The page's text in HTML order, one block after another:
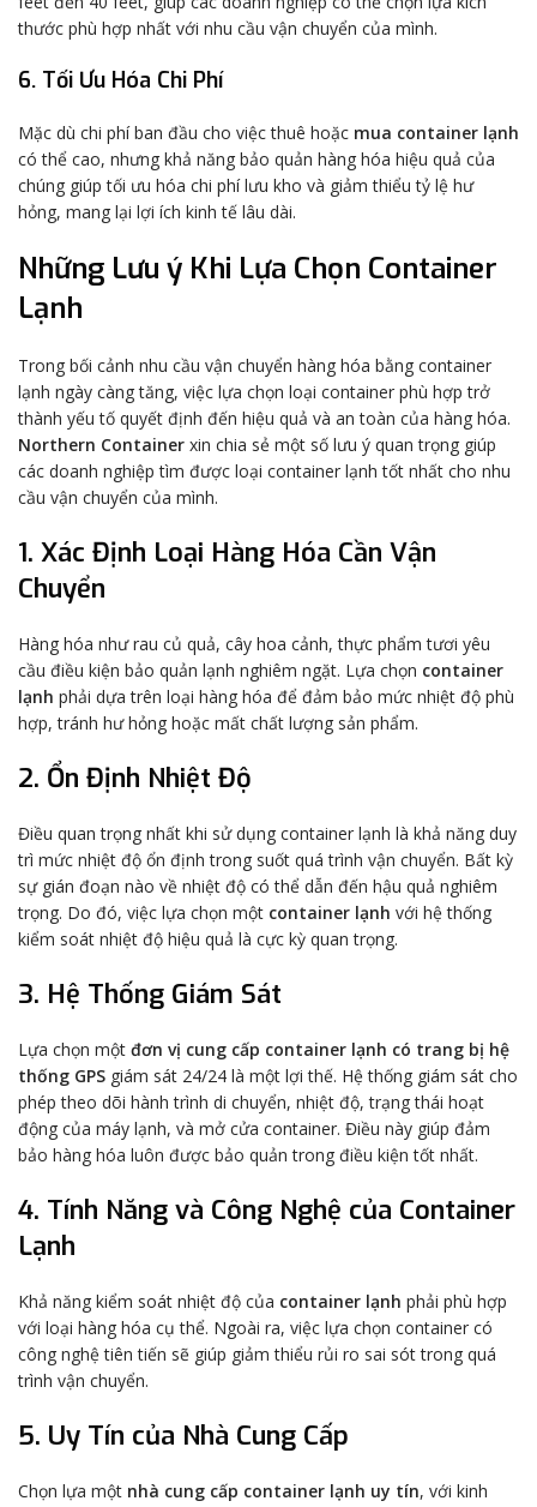
thước phù hợp nhất với nhu cầu vận chuyển của mình.
6. Tối Ưu Hóa Chi Phí
Mặc dù chi phí ban đầu cho việc thuê hoặc mua container lạnh
có thể cao, nhưng khả năng bảo quản hàng hóa hiệu quả của
chúng giúp tối ưu hóa chi phí lưu kho và giảm thiểu tỷ lệ hư
hỏng, mang lại lợi ích kinh tế lâu dài.
Những Lưu ý Khi Lựa Chọn Container
Lạnh
Trong bối cảnh nhu cầu vận chuyển hàng hóa bằng container
lạnh ngày càng tăng, việc lựa chọn loại container phù hợp trở
thành yếu tố quyết định đến hiệu quả và an toàn của hàng hóa.
Northern Container xin chia sẻ một số lưu ý quan trọng giúp
các doanh nghiệp tìm được loại container lạnh tốt nhất cho nhu
cầu vận chuyển của mình.
1. Xác Định Loại Hàng Hóa Cần Vận
Chuyển
Hàng hóa như rau củ quả, cây hoa cảnh, thực phẩm tươi yêu
cầu điều kiện bảo quản lạnh nghiêm ngặt. Lựa chọn container
lạnh phải dựa trên loại hàng hóa để đảm bảo mức nhiệt độ phù
hợp, tránh hư hỏng hoặc mất chất lượng sản phẩm.
2. Ổn Định Nhiệt Độ
Điều quan trọng nhất khi sử dụng container lạnh là khả năng duy
trì mức nhiệt độ ổn định trong suốt quá trình vận chuyển. Bất kỳ
sự gián đoạn nào về nhiệt độ có thể dẫn đến hậu quả nghiêm
trọng. Do đó, việc lựa chọn một container lạnh với hệ thống
kiểm soát nhiệt độ hiệu quả là cực kỳ quan trọng.
3. Hệ Thống Giám Sát
Lựa chọn một đơn vị cung cấp container lạnh có trang bị hệ
thống GPS giám sát 24/24 là một lợi thế. Hệ thống giám sát cho
phép theo dõi hành trình di chuyển, nhiệt độ, trạng thái hoạt
động của máy lạnh, và mở cửa container. Điều này giúp đảm
bảo hàng hóa luôn được bảo quản trong điều kiện tốt nhất.
4. Tính Năng và Công Nghệ của Container
Lạnh
Khả năng kiểm soát nhiệt độ của container lạnh phải phù hợp
với loại hàng hóa cụ thể. Ngoài ra, việc lựa chọn container có
công nghệ tiên tiến sẽ giúp giảm thiểu rủi ro sai sót trong quá
trình vận chuyển.
5. Uy Tín của Nhà Cung Cấp
Chọn lựa một nhà cung cấp container lạnh uy tín, với kinh